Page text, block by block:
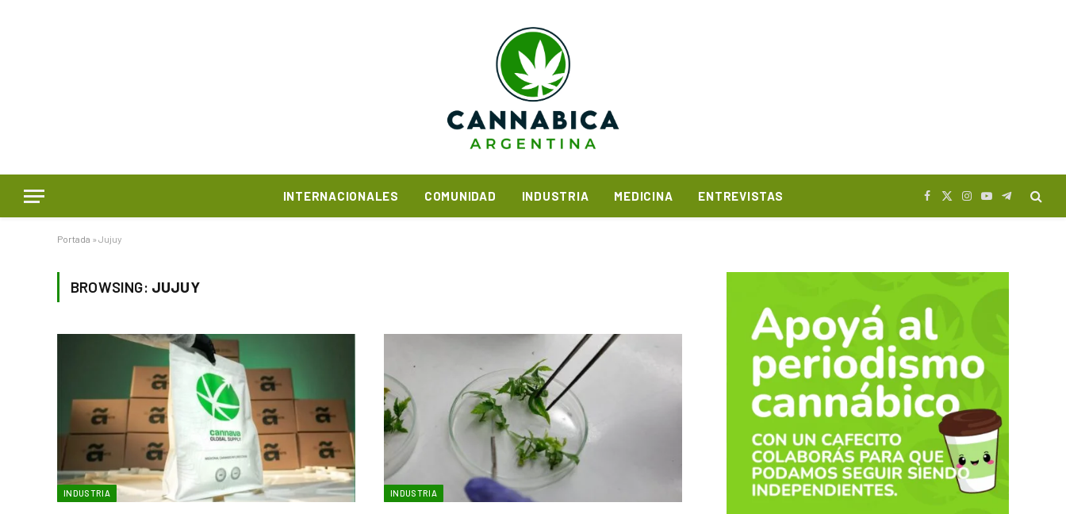
INTERNACIONALES COMUNIDAD INDUSTRIA MEDICINA ENTREVISTAS Facebook
X
(Twitter)
Instagram
YouTubeTelegram
Portada » Jujuy
BROWSING: JUJUY
INDUSTRIA INDUSTRIA